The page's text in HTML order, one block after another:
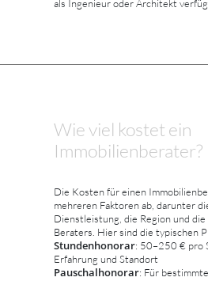
als Ingenieur oder Architekt
Wie viel kostet ein
Immobilienberater?
Die Kosten für einen
mehreren Faktoren ab, darunter
Dienstleistung, die Region und
Beraters. Hier sind die typischen
Stundenhonorar: 50–250 € pro
Erfahrung und Standort
Pauschalhonorar: Für